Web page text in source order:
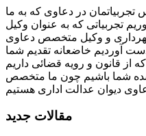
تجربیاتمان در دعاوی که به ما
تجربیاتی که به عنوان وکیل
کمیسیون ماده ۱۰۰ شهرداری و وکیل متخصص دعاوی
آوردیم خاضعانه تقدیم شما
از قانون و رویه قضائی داریم
شما باشیم چون ما متخصص
دیوان عدالت اداری هستیم
مقالات جدید